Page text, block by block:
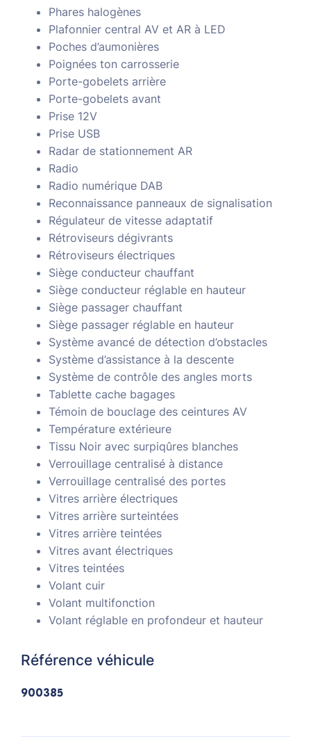
Phares halogènes
Plafonnier central AV et AR à LED
Poches d’aumonières
Poignées ton carrosserie
Porte-gobelets arrière
Porte-gobelets avant
Prise 12V
Prise USB
Radar de stationnement AR
Radio
Radio numérique DAB
Reconnaissance panneaux de signalisation
Régulateur de vitesse adaptatif
Rétroviseurs dégivrants
Rétroviseurs électriques
Siège conducteur chauffant
Siège conducteur réglable en hauteur
Siège passager chauffant
Siège passager réglable en hauteur
Système avancé de détection d’obstacles
Système d’assistance à la descente
Système de contrôle des angles morts
Tablette cache bagages
Témoin de bouclage des ceintures AV
Température extérieure
Tissu Noir avec surpiqûres blanches
Verrouillage centralisé à distance
Verrouillage centralisé des portes
Vitres arrière électriques
Vitres arrière surteintées
Vitres arrière teintées
Vitres avant électriques
Vitres teintées
Volant cuir
Volant multifonction
Volant réglable en profondeur et hauteur
Référence véhicule
900385